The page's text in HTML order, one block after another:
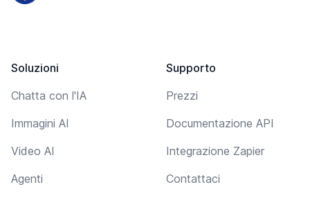
Soluzioni
Chatta con l'IA
Immagini AI
Video AI
Agenti
Supporto
Prezzi
Documentazione API
Integrazione Zapier
Contattaci